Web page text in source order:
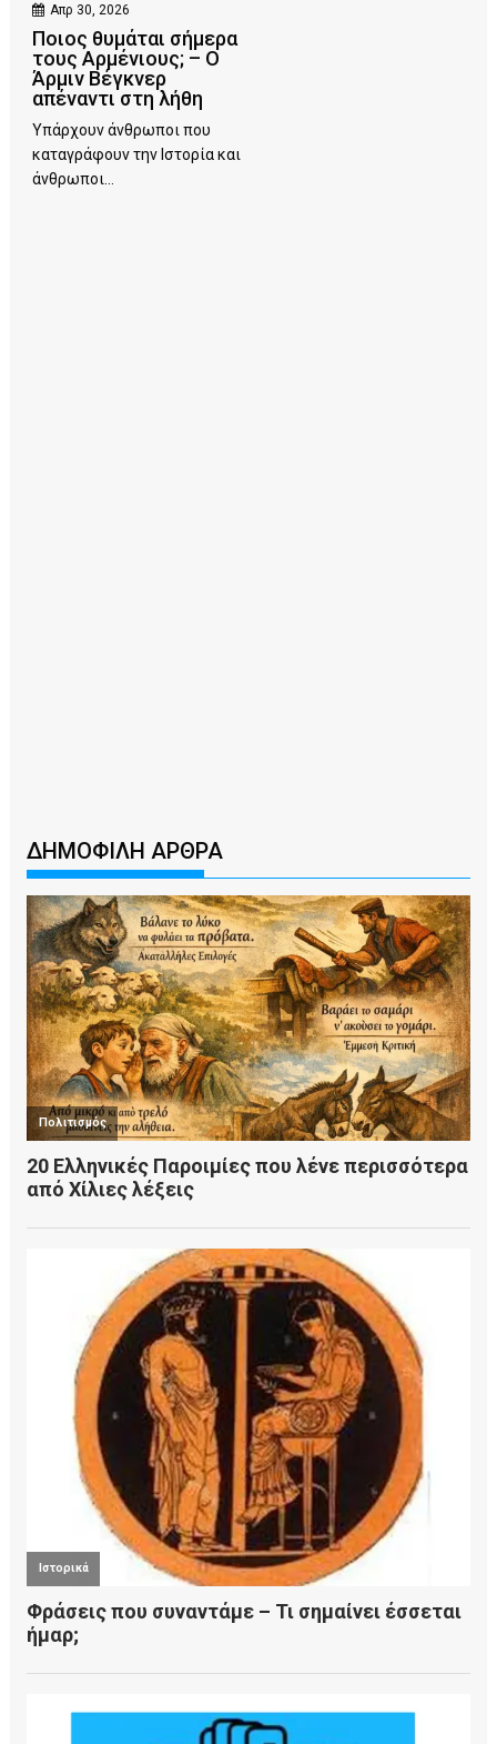
Απρ 30, 2026
Ποιος θυμάται σήμερα
τους Αρμένιους; – Ο
Άρμιν Βέγκνερ
απέναντι στη λήθη
Υπάρχουν άνθρωποι που
καταγράφουν την Ιστορία και
άνθρωποι...
ΔΗΜΟΦΙΛΗ ΑΡΘΡΑ